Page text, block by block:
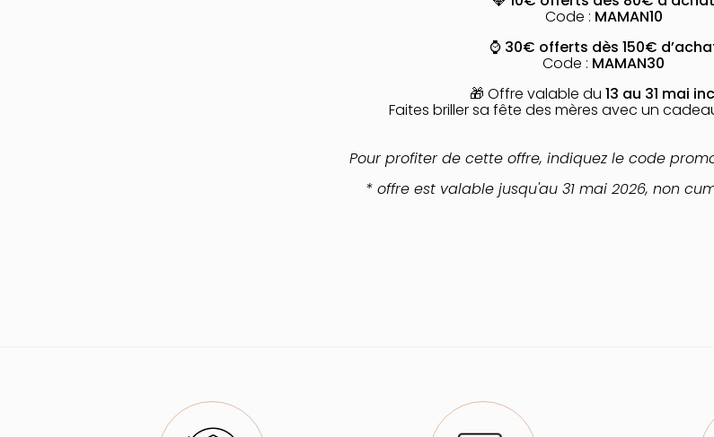
Code : MAMAN10
⌚ 30€ offerts dès 150€
Code : MAMAN30
🎁 Offre valable du 13 au 31 mai
Faites briller sa fête des mères avec un
Pour profiter de cette offre, indiquez le code
* offre est valable jusqu'au 31 mai 2026, non